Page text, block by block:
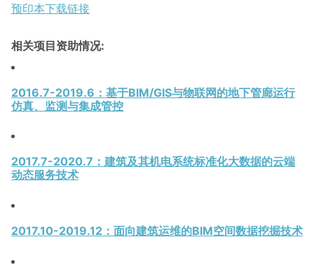
预印本下载链接
相关项目资助情况:
2016.7-2019.6：基于BIM/GIS与物联网的地下管廊运行
仿真、监测与集成管控
2017.7-2020.7：建筑及其机电系统标准化大数据的云端
动态服务技术
2017.10-2019.12：面向建筑运维的BIM空间数据挖掘技术